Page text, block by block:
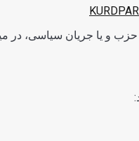
و یا جریان سیاسی، در